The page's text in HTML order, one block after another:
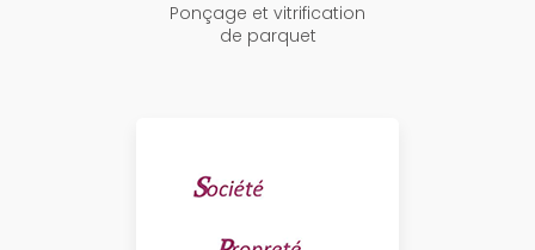
Ponçage et vitrification
de parquet